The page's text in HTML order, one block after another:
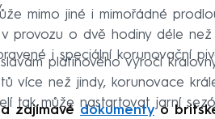
mimo jiné i mimořádné
v provozu o dvě hodiny déle
i speciální korunovační
platinového výročí
více než jindy, korunovace
tak může nastartovat jarní
zajímavé dokumentyo